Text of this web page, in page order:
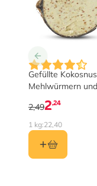
Gefüllte
Mehlwürmern und
2,24
2,49
1 kg:22,40